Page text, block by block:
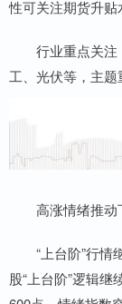
性可关注期货升贴
行业重点关注
工、光伏等，主题
高涨情绪推动
“上台阶”行情
股“上台阶”逻辑